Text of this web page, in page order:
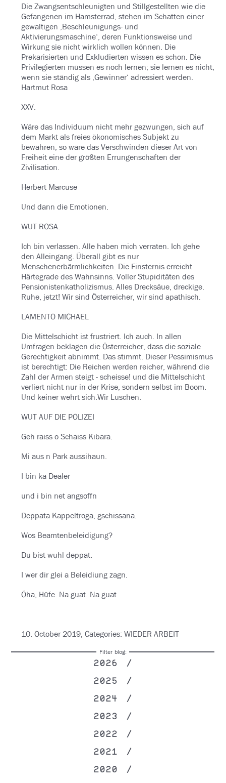
Die Zwangsentschleunigten und Stillgestellten wie die
Gefangenen im Hamsterrad, stehen im Schatten einer
gewaltigen ‚Beschleunigungs- und
Aktivierungsmaschine‘, deren Funktionsweise und
Wirkung sie nicht wirklich wollen können. Die
Prekarisierten und Exkludierten wissen es schon. Die
Privilegierten müssen es noch lernen; sie lernen es nicht,
wenn sie ständig als ‚Gewinner‘ adressiert werden.
Hartmut Rosa
XXV.
Wäre das Individuum nicht mehr gezwungen, sich auf
dem Markt als freies ökonomisches Subjekt zu
bewähren, so wäre das Verschwinden dieser Art von
Freiheit eine der größten Errungenschaften der
Zivilisation.
Herbert Marcuse
Und dann die Emotionen.
WUT ROSA.
Ich bin verlassen. Alle haben mich verraten. Ich gehe
den Alleingang. Überall gibt es nur
Menschenerbärmlichkeiten. Die Finsternis erreicht
Härtegrade des Wahnsinns. Voller Stupiditäten des
Pensionistenkatholizismus. Alles Drecksäue, dreckige.
Ruhe, jetzt! Wir sind Österreicher, wir sind apathisch.
LAMENTO MICHAEL
Die Mittelschicht ist frustriert. Ich auch. In allen
Umfragen beklagen die Österreicher, dass die soziale
Gerechtigkeit abnimmt. Das stimmt. Dieser Pessimismus
ist berechtigt: Die Reichen werden reicher, während die
Zahl der Armen steigt - scheisse! und die Mittelschicht
verliert nicht nur in der Krise, sondern selbst im Boom.
Und keiner wehrt sich.Wir Luschen.
WUT AUF DIE POLIZEI
Geh raiss o Schaiss Kibara.
Mi aus n Park aussihaun.
I bin ka Dealer
und i bin net angsoffn
Deppata Kappeltroga, gschissana.
Wos Beamtenbeleidigung?
Du bist wuhl deppat.
I wer dir glei a Beleidiung zagn.
Öha, Hüfe. Na guat. Na guat
10. October 2019, Categories: WIEDER ARBEIT
Filter blog:
2026
2025
2024
2023
2022
2021
2020